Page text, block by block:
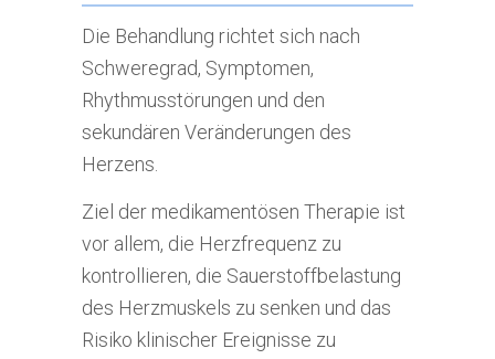
Die Behandlung richtet sich nach
Schweregrad, Symptomen,
Rhythmusstörungen und den
sekundären Veränderungen des
Herzens.
Ziel der medikamentösen Therapie ist
vor allem, die Herzfrequenz zu
kontrollieren, die Sauerstoffbelastung
des Herzmuskels zu senken und das
Risiko klinischer Ereignisse zu